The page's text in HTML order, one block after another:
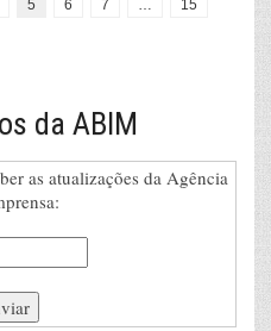
5 6 7
15
da ABIM
as atualizações da Agência